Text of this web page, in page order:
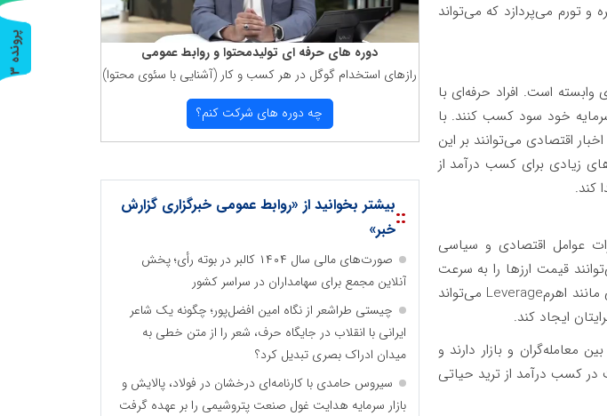
و تورم می‌پردازد که می‌تواند
است. افراد حرفه‌ای با
خود سود کسب کنند. با
اقتصادی می‌توانند بر این
زیادی برای کسب درآمد از
کند.
عوامل اقتصادی و سیاسی
قیمت ارزها را به سرعت
اهرمLeverage می‌تواند
ایجاد کند.
و بازار دارند و
در کسب درآمد از ترید حیاتی
دوره های حرفه ای تولیدمحتوا و روابط عمومی
رازهای استخدام گوگل در هر كسب و كار (آشنایی با سئوی محتوا)
چه دوره های شركت كنم؟
::بیشتر بخوانید از «روابط عمومی خبرگزاری گزارش
خبر»
صورت‌های مالی سال ۱۴۰۴ کالبر در بوته رأی؛ پخش
آنلاین مجمع برای سهامداران در سراسر کشور
چیستی طراشعر از نگاه امین افضل‌پور؛ چگونه یک شاعر
ایرانی با انقلاب در جایگاه حرف، شعر را از متن خطی به
میدان ادراک بصری تبدیل کرد؟
سیروس حامدی با کارنامه‌ای درخشان در فولاد، پالایش و
بازار سرمایه هدایت غول صنعت پتروشیمی را بر عهده گرفت
پ
ر
و
ن
د
ه
3